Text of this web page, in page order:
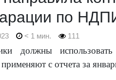
по
< 1 мин. 111
должны
с отчета за